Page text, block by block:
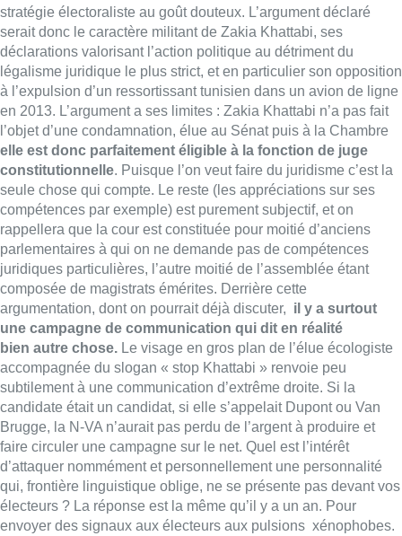
stratégie électoraliste au goût douteux. L’argument déclaré
serait donc le caractère militant de Zakia Khattabi, ses
déclarations valorisant l’action politique au détriment du
légalisme juridique le plus strict, et en particulier son opposition
à l’expulsion d’un ressortissant tunisien dans un avion de ligne
en 2013. L’argument a ses limites : Zakia Khattabi n’a pas fait
l’objet d’une condamnation, élue au Sénat puis à la Chambre
elle est donc parfaitement éligible à la fonction de juge
constitutionnelle. Puisque l’on veut faire du juridisme c’est la
seule chose qui compte. Le reste (les appréciations sur ses
compétences par exemple) est purement subjectif, et on
rappellera que la cour est constituée pour moitié d’anciens
parlementaires à qui on ne demande pas de compétences
juridiques particulières, l’autre moitié de l’assemblée étant
composée de magistrats émérites. Derrière cette
argumentation, dont on pourrait déjà discuter, il y a surtout
une campagne de communication qui dit en réalité
bien autre chose. Le visage en gros plan de l’élue écologiste
accompagnée du slogan « stop Khattabi » renvoie peu
subtilement à une communication d’extrême droite. Si la
candidate était un candidat, si elle s’appelait Dupont ou Van
Brugge, la N-VA n’aurait pas perdu de l’argent à produire et
faire circuler une campagne sur le net. Quel est l’intérêt
d’attaquer nommément et personnellement une personnalité
qui, frontière linguistique oblige, ne se présente pas devant vos
électeurs ? La réponse est la même qu’il y a un an. Pour
envoyer des signaux aux électeurs aux pulsions xénophobes.